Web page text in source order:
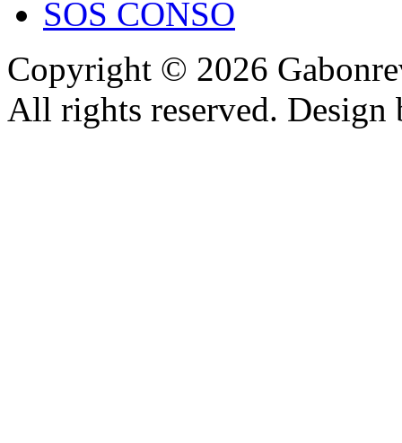
SOS CONSO
Copyright © 2026
All rights reserved.